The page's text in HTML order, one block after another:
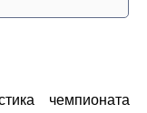
чемпионата